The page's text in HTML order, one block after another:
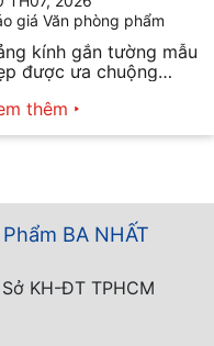
giá Văn phòng phẩm
kính gắn tường mẫu
được ưa chuộng
thêm
BA NHẤT
KH-ĐT TPHCM